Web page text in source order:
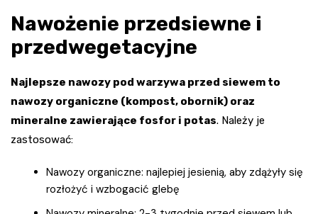
Nawożenie przedsiewne i
przedwegetacyjne
Najlepsze nawozy pod warzywa przed siewem to
nawozy organiczne (kompost, obornik) oraz
mineralne zawierające fosfor i potas. Należy je
zastosować:
Nawozy organiczne: najlepiej jesienią, aby zdążyły się
rozłożyć i wzbogacić glebę